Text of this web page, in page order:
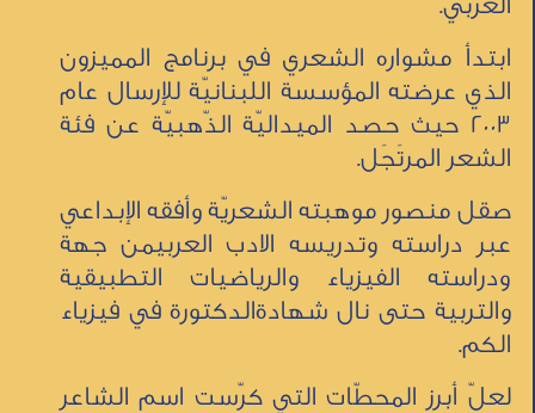
ابتدأ مشواره الشعري في برنامج المميزون
الذي عرضته المؤسسة اللبنانيّة للإرسال عام
2003 حيث حصد الميداليّة الذّهبيّة عن فئة
الشعر المرتَجَل.
صقل منصور موهبته الشعريّة وأفقه الإبداعي
عبر دراسته وتدريسه الادب العربيمن جهة
ودراسته الفيزياء والرياضيات التطبيقية
والتربية حتى نال شهادةالدكتورة في فيزياء
الكم.
لعلّ أبرز المحطّات التي كرّست اسم الشاعر